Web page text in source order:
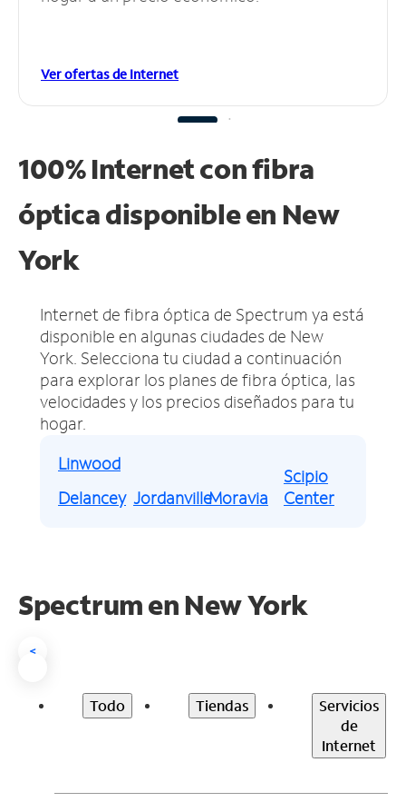
Ver ofertas de Internet
100% Internet con fibra
óptica disponible en New
York
Internet de fibra óptica de Spectrum ya está
disponible en algunas ciudades de New
York. Selecciona tu ciudad a continuación
para explorar los planes de fibra óptica, las
velocidades y los precios diseñados para tu
hogar.
Linwood
Delancey JordanvilleMoravia
Scipio
Center
Spectrum en New York
<
Todo Tiendas
Servicios
de
Internet